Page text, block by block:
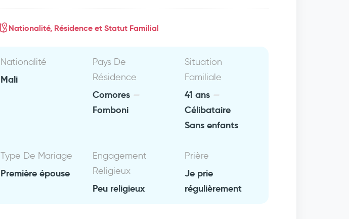
Nationalité, Résidence et Statut Familial
Nationalité
Mali
Pays De
Résidence
Comores
Fomboni
Situation
Familiale
41 ans
Célibataire
Sans enfants
Type De Mariage
Première épouse
Engagement
Religieux
Peu religieux
Prière
Je prie
régulièrement